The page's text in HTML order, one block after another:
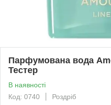
Парфумована вода
Тестер
В наявності
Код: 0740
Роздріб